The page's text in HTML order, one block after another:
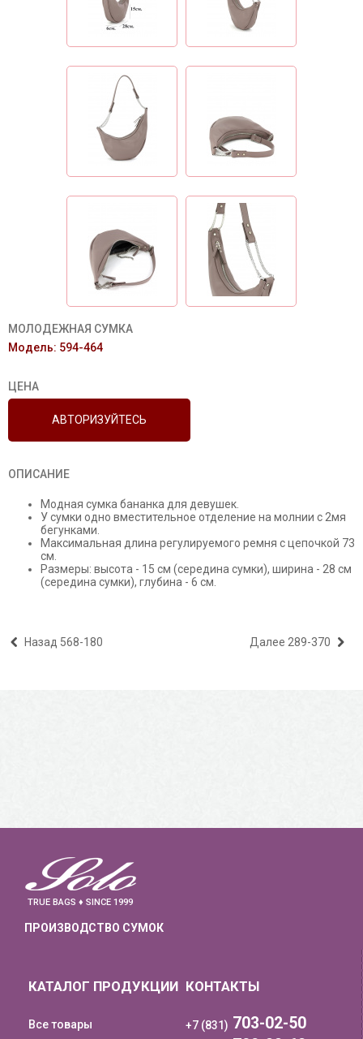
Далее 289-370
Назад 568-180
МОЛОДЕЖНАЯ СУМКА
Модель: 594-464
ЦЕНА
АВТОРИЗУЙТЕСЬ
ОПИСАНИЕ
Модная сумка бананка для девушек.
У сумки одно вместительное отделение на молнии с 2мя
бегунками.
Максимальная длина регулируемого ремня с цепочкой 73
см.
Размеры: высота - 15 см (середина сумки), ширина - 28 см
(середина сумки), глубина - 6 см.
TRUE BAGS ♦ SINCE 1999
ПРОИЗВОДСТВО СУМОК
КАТАЛОГ ПРОДУКЦИИ
Все товары
КОНТАКТЫ
+7 (831) 703-02-50